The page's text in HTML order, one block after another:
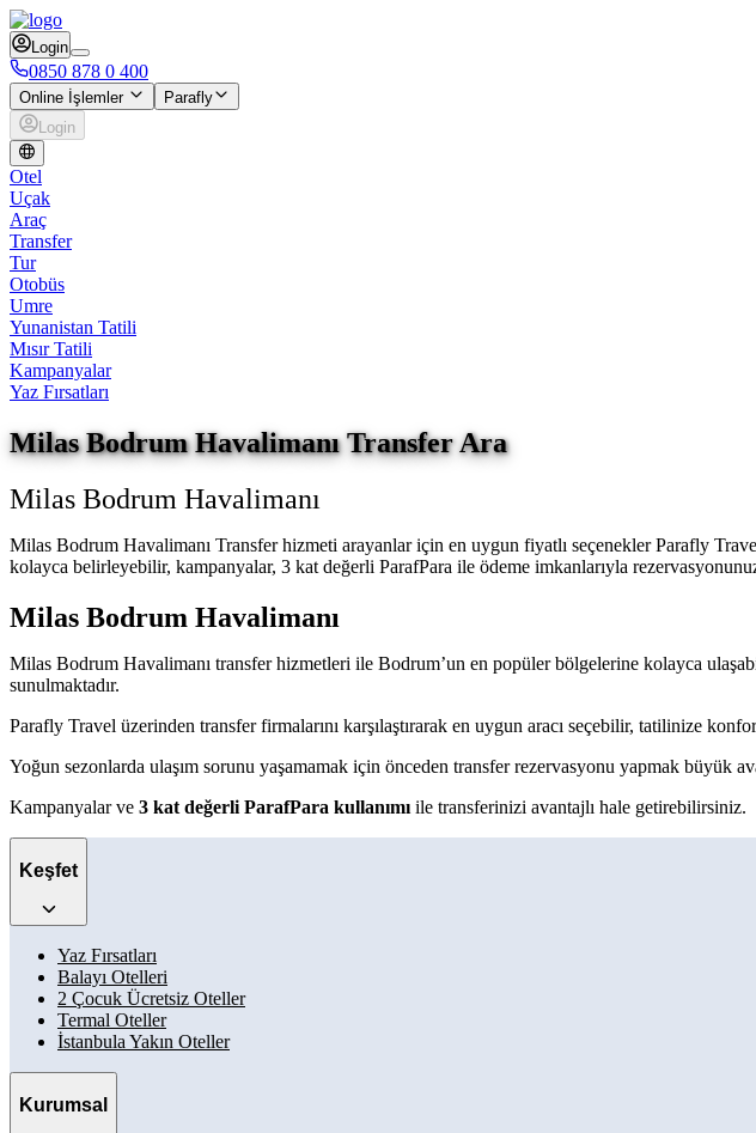
Login
0850 878 0 400
Online İşlemler
Parafly
Login
Otel
Uçak
Araç
Transfer
Tur
Otobüs
Umre
Yunanistan Tatili
Mısır Tatili
Kampanyalar
Yaz Fırsatları
Milas Bodrum Havalimanı Transfer Ara
Milas Bodrum Havalimanı
Milas Bodrum Havalimanı Transfer hizmeti arayanlar için en uygun fiyatlı seçenekler Parafly
kolayca belirleyebilir, kampanyalar, 3 kat değerli ParafPara ile ödeme imkanlarıyla
Milas Bodrum Havalimanı
Milas Bodrum Havalimanı transfer hizmetleri ile Bodrum’un en popüler bölgelerine kolayca
sunulmaktadır.
Parafly Travel üzerinden transfer firmalarını karşılaştırarak en uygun aracı seçebilir, tatilinize
Yoğun sezonlarda ulaşım sorunu yaşamamak için önceden transfer rezervasyonu yapmak büyük
Kampanyalar ve 3 kat değerli ParafPara kullanımı ile transferinizi avantajlı hale getirebilirsiniz.
Keşfet
Yaz Fırsatları
Balayı Otelleri
2 Çocuk Ücretsiz Oteller
Termal Oteller
İstanbula Yakın Oteller
Kurumsal